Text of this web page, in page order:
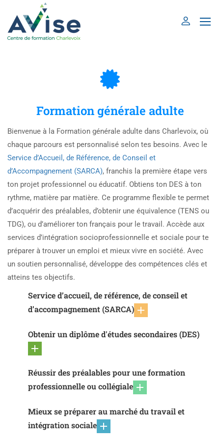
Formation générale adulte
Bienvenue à la Formation générale adulte dans Charlevoix, où
chaque parcours est personnalisé selon tes besoins. Avec le
Service d’Accueil, de Référence, de Conseil et
d’Accompagnement (SARCA), franchis la première étape vers
ton projet professionnel ou éducatif. Obtiens ton DES à ton
rythme, matière par matière. Ce programme flexible te permet
d’acquérir des préalables, d’obtenir une équivalence (TENS ou
TDG), ou d’améliorer ton français pour le travail. Accède aux
services d’intégration socioprofessionnelle et sociale pour te
préparer à trouver un emploi et mieux vivre en société. Avec
un soutien personnalisé, développe des compétences clés et
atteins tes objectifs.
Service d’accueil, de référence, de conseil et
d’accompagnement (SARCA)
Obtenir un diplôme d'études secondaires (DES)
Réussir des préalables pour une formation
professionnelle ou collégiale
Mieux se préparer au marché du travail et
intégration sociale